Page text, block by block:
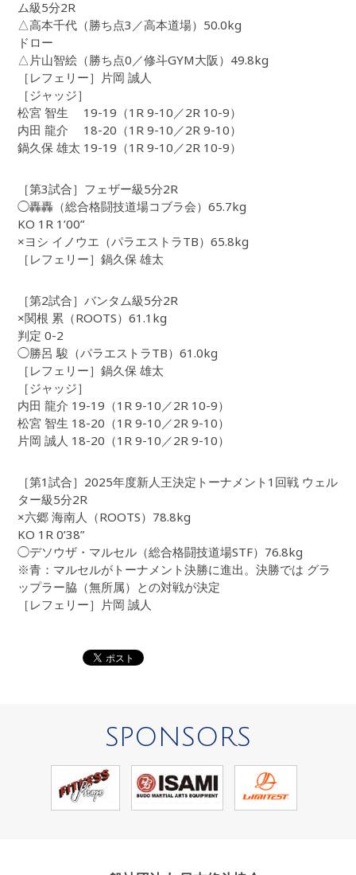
ム級5分2R
△高本千代（勝ち点3／高本道場）50.0kg
ドロー
△片山智絵（勝ち点0／修斗GYM大阪）49.8kg
［レフェリー］片岡 誠人
［ジャッジ］
松宮 智生 19-19（1R 9-10／2R 10-9）
内田 龍介 18-20（1R 9-10／2R 9-10）
鍋久保 雄太 19-19（1R 9-10／2R 10-9）
［第3試合］フェザー級5分2R
◯轟轟（総合格闘技道場コブラ会）65.7kg
KO 1R 1’00”
×ヨシ イノウエ（パラエストラTB）65.8kg
［レフェリー］鍋久保 雄太
［第2試合］バンタム級5分2R
×関根 累（ROOTS）61.1kg
判定 0-2
◯勝呂 駿（パラエストラTB）61.0kg
［レフェリー］鍋久保 雄太
［ジャッジ］
内田 龍介 19-19（1R 9-10／2R 10-9）
松宮 智生 18-20（1R 9-10／2R 9-10）
片岡 誠人 18-20（1R 9-10／2R 9-10）
［第1試合］2025年度新人王決定トーナメント1回戦 ウェル
ター級5分2R
×六郷 海南人（ROOTS）78.8kg
KO 1R 0’38”
◯デソウザ・マルセル（総合格闘技道場STF）76.8kg
※青：マルセルがトーナメント決勝に進出。決勝では グラ
ップラー脇（無所属）との対戦が決定
［レフェリー］片岡 誠人
SPONSORS